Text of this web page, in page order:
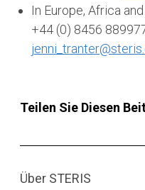
In Europe, Africa
+44 (0) 8456
Teilen Sie Diesen
Über STERIS